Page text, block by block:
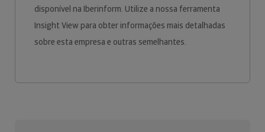
disponível na Iberinform. Utilize a nossa ferramenta
Insight View para obter informações mais detalhadas
sobre esta empresa e outras semelhantes.